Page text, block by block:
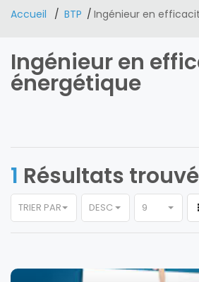
Accueil BTP Ingénieur en
Ingénieur en
énergétique
1 Résultats
TRIER PAR DESC 9